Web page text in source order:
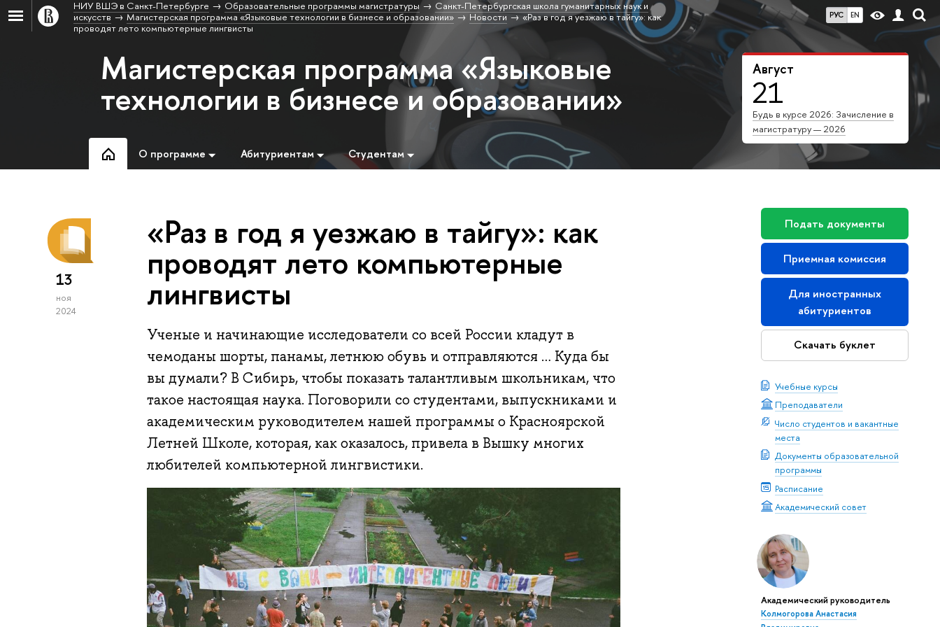
РУС EN
НИУ ВШЭ в Санкт-Петербурге Образовательные программы магистратуры
Санкт-Петербургская школа гуманитарных наук и
искусств
Магистерская программа «Языковые технологии в бизнесе и образовании» Новости
«Раз в год я уезжаю в тайгу»: как
проводят лето компьютерные лингвисты
Август
21
Будь в курсе 2026: Зачисление в
магистратуру — 2026
Магистерская программа «Языковые
технологии в бизнесе и образовании»
О программе Абитуриентам Студентам
Подать документы
Приемная комиссия
Для иностранных
абитуриентов
Скачать буклет
Учебные курсы
Преподаватели
Число студентов и вакантные
места
Документы образовательной
программы
Расписание
Академический совет
Академический руководитель
Колмогорова Анастасия
13
ноя
2024
«Раз в год я уезжаю в тайгу»: как
проводят лето компьютерные
лингвисты
Ученые и начинающие исследователи со всей России кладут в
чемоданы шорты, панамы, летнюю обувь и отправляются … Куда бы
вы думали? В Сибирь, чтобы показать талантливым школьникам, что
такое настоящая наука. Поговорили со студентами, выпускниками и
академическим руководителем нашей программы о Красноярской
Летней Школе, которая, как оказалось, привела в Вышку многих
любителей компьютерной лингвистики.